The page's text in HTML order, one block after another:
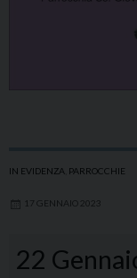
IN EVIDENZA PARROCCHIE
17 GENNAIO 2023
22